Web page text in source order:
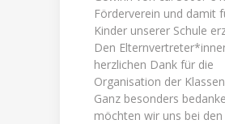
Förderverein und damit
Kinder unserer Schule
Den
herzlichen Dank für die
Organisation der
Ganz besonders
möchten wir uns bei den